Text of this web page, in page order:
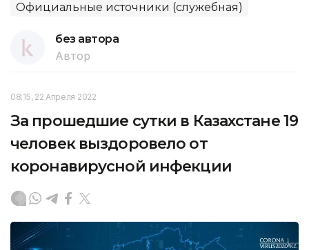
Официальные источники (служебная)
без автора
Автор
08:15, 22 Апреля 2022
За прошедшие сутки в Казахстане 19
человек выздоровело от
коронавирусной инфекции